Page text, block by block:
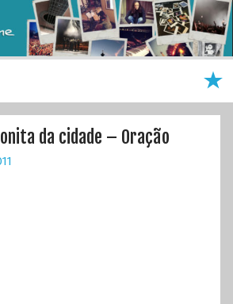
da cidade – Oração